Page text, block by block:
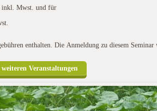
Mwst. und für
enthalten. Die Anmeldung zu diesem
Veranstaltungen